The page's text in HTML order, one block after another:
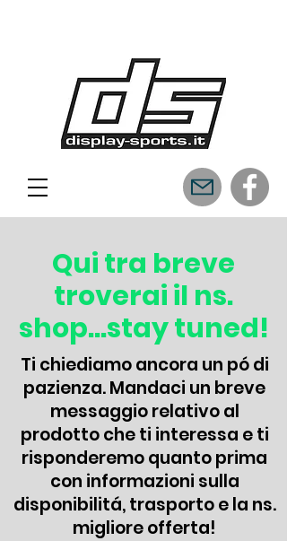
Qui tra breve
troverai il ns.
shop...stay tuned!
Ti chiediamo ancora un pó di
pazienza. Mandaci un breve
messaggio relativo al
prodotto che ti interessa e ti
risponderemo quanto prima
con informazioni sulla
disponibilitá, trasporto e la ns.
migliore offerta!